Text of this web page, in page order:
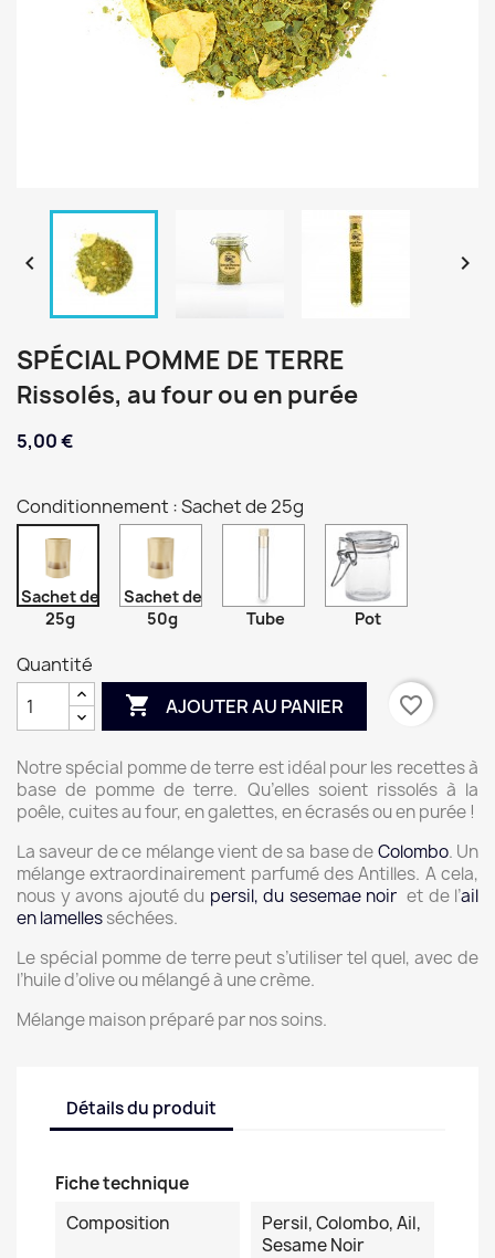
 
SPÉCIAL POMME DE TERRE
Rissolés, au four ou en purée
5,00 €
Conditionnement : Sachet de 25g
Sachet de
25g
Sachet de
50g
Tube Pot
Quantité
 AJOUTER AU PANIER favorite_border
Notre spécial pomme de terre est idéal pour les recettes à
base de pomme de terre. Qu’elles soient rissolés à la
poêle, cuites au four, en galettes, en écrasés ou en purée !
La saveur de ce mélange vient de sa base deColombo. Un
mélange extraordinairement parfumé des Antilles. A cela,
nous y avons ajouté du persil, du sesemae noir et de l’ail
en lamellesséchées.
Le spécial pomme de terre peut s’utiliser tel quel, avec de
l’huile d’olive ou mélangé à une crème.
Mélange maison préparé par nos soins.
Détails du produit
Fiche technique
Composition
Persil, Colombo, Ail,
Sesame Noir